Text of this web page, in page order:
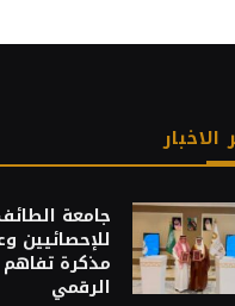
الاخبار
جامعة
للإحصائيين
مذكرة تفاهم
الرقمي